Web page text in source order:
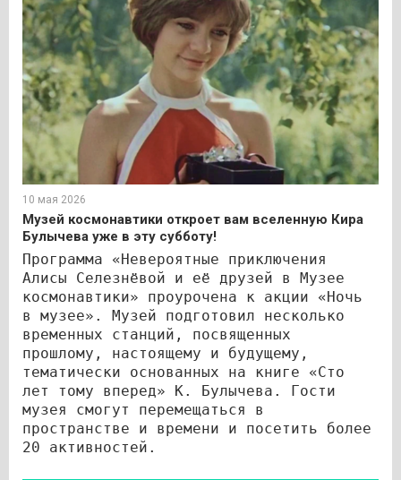
10 мая 2026
Музей космонавтики откроет вам вселенную Кира
Булычева уже в эту субботу!
Программа «Невероятные приключения
Алисы Селезнёвой и её друзей в Музее
космонавтики» проурочена к акции «Ночь
в музее». Музей подготовил несколько
временных станций, посвященных
прошлому, настоящему и будущему,
тематически основанных на книге «Сто
лет тому вперед» К. Булычева. Гости
музея смогут перемещаться в
пространстве и времени и посетить более
20 активностей.